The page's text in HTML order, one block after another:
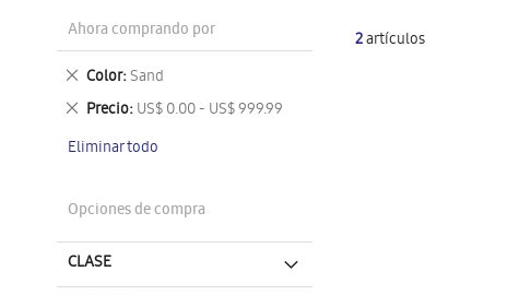
2artículos
Ahora comprando por
Color Sand
Eliminar
este
artículo
Precio US$ 0.00 - US$ 999.99
Eliminar
artículo
Eliminar todo
Opciones de compra
CLASE